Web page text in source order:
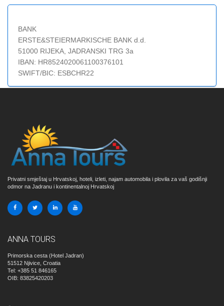
BANK
ERSTE&STEIERMARKISCHE BANK d.d.
51000 RIJEKA, JADRANSKI TRG 3a
IBAN: HR8524020061100376101
SWIFT/BIC: ESBCHR22
Privatni smještaj u Hrvatskoj, hoteli, izleti, najam automobila i plovila za vaš godišnji
odmor na Jadranu i kontinentalnoj Hrvatskoj
ANNA TOURS
Primorska cesta (Hotel Jadran)
51512 Njivice, Croatia
Tel: +385 51 846165
OIB: 83825420203